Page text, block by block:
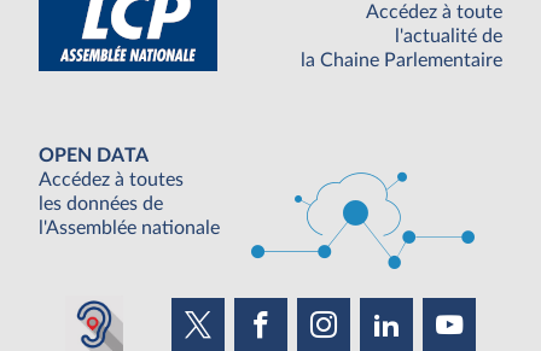
Accédez à toute
l'actualité de
la Chaine Parlementaire
OPEN DATA
Accédez à toutes
les données de
l'Assemblée nationale